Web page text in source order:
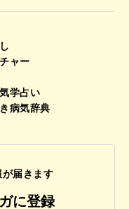
ャー
学占い
病気辞典
届きます
に登録